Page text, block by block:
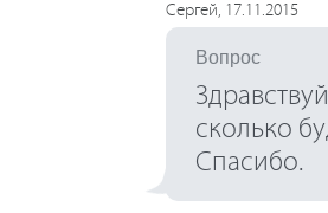
Сергей, 17.11.2015
Вопрос
сколько
Спасибо.